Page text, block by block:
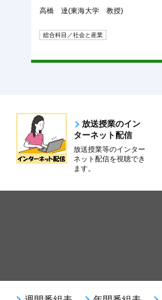
高橋 達(東海大学 教授)
総合科目／社会と産業
放送授業のイン
ターネット配信
放送授業等のインター
ネット配信を視聴でき
ます。